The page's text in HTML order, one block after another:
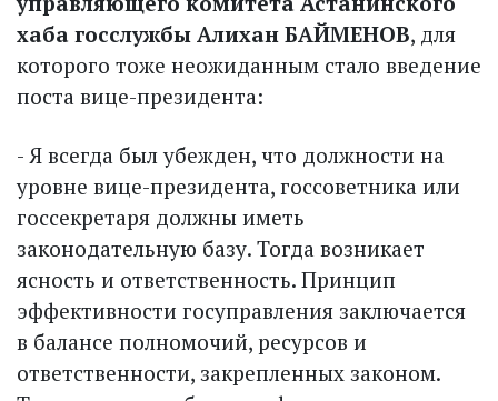
хаба госслужбы Алихан БАЙМЕНОВ, для
которого тоже неожиданным стало введение
поста вице-президента:
- Я всегда был убежден, что должности на
уровне вице-президента, госсоветника или
госсекретаря должны иметь
законодательную базу. Тогда возникает
ясность и ответственность. Принцип
эффективности госуправления заключается
в балансе полномочий, ресурсов и
ответственности, закрепленных законом.